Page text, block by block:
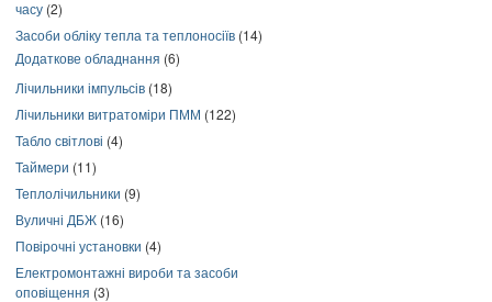
часу (2)
Засоби обліку тепла та теплоносіїв (14)
Додаткове обладнання (6)
Лічильники імпульсів (18)
Лічильники витратоміри ПММ (122)
Табло світлові (4)
Таймери (11)
Теплолічильники (9)
Вуличні ДБЖ (16)
Повірочні установки (4)
Електромонтажні вироби та засоби
оповіщення (3)